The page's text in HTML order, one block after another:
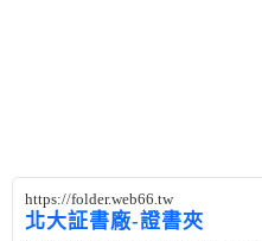
https://folder.web66.tw
北大証書廠-證書夾